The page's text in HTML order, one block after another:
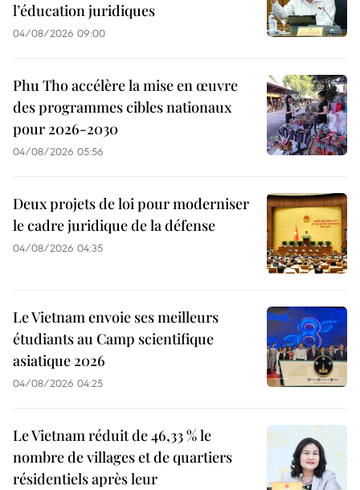
l’éducation juridiques
04/08/2026 09:00
Phu Tho accélère la mise en œuvre
des programmes cibles nationaux
pour 2026-2030
04/08/2026 05:56
Deux projets de loi pour moderniser
le cadre juridique de la défense
04/08/2026 04:35
Le Vietnam envoie ses meilleurs
étudiants au Camp scientifique
asiatique 2026
04/08/2026 04:25
Le Vietnam réduit de 46,33 % le
nombre de villages et de quartiers
résidentiels après leur